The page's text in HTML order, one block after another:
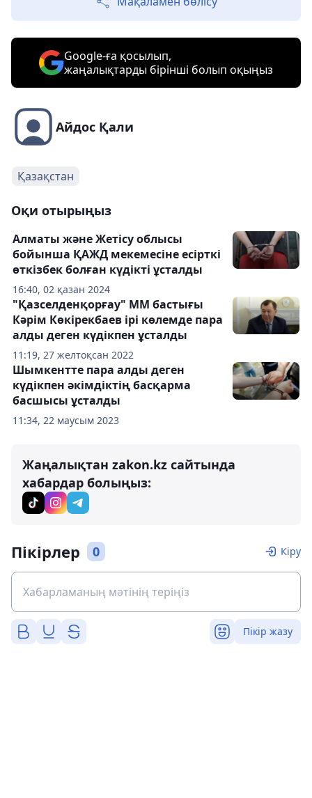
Google-ға қосылып,
жаңалықтарды бірінші болып оқыңыз
Айдос Қали
Қазақстан
Оқи отырыңыз
16:40, 02 қазан 2024
Алматы және Жетісу облысы
бойынша ҚАЖД мекемесіне есірткі
өткізбек болған күдікті ұсталды
11:19, 27 желтоқсан 2022
"Қазселденқорғау" ММ бастығы
Кәрім Көкірекбаев ірі көлемде пара
алды деген күдікпен ұсталды
11:34, 22 маусым 2023
Шымкентте пара алды деген
күдікпен әкімдіктің басқарма
басшысы ұсталды
Жаңалықтан zakon.kz сайтында
хабардар болыңыз:
Пікірлер 0 Кіру
Пікір жазу